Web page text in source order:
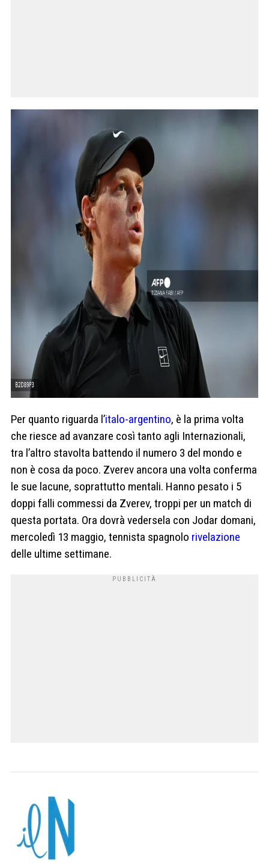
Per quanto riguarda l’italo-argentino, è la prima volta
che riesce ad avanzare così tanto agli Internazionali,
tra l’altro stavolta battendo il numero 3 del mondo e
non è cosa da poco. Zverev ancora una volta conferma
le sue lacune, soprattutto mentali. Hanno pesato i 5
doppi falli commessi da Zverev, troppi per un match di
questa portata. Ora dovrà vedersela con Jodar domani,
mercoledì 13 maggio, tennista spagnolo rivelazione
delle ultime settimane.